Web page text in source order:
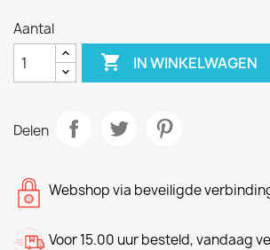
Aantal
 IN WINKELWAGEN
Delen
Webshop via beveiligde
Voor 15.00 uur besteld, vandaag